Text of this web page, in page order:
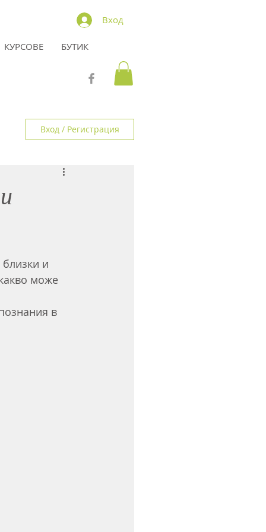
Вход
КУРСОВЕ БУТИК
Вход / Регистрация
може